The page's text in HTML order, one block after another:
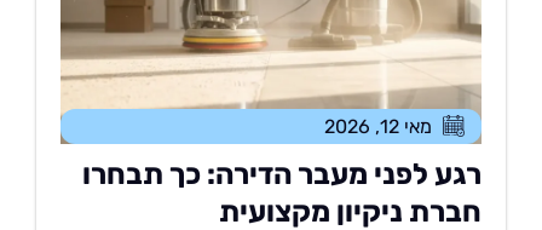
מאי 12, 2026
לפני מעבר הדירה: כך תבחרו
ניקיון מקצועית